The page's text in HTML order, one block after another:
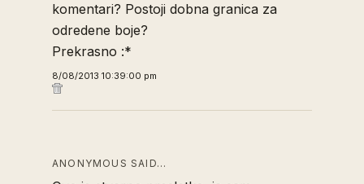
komentari? Postoji dobna granica za
odredene boje?
Prekrasno :*
8/08/2013 10:39:00 pm
ANONYMOUS SAID…